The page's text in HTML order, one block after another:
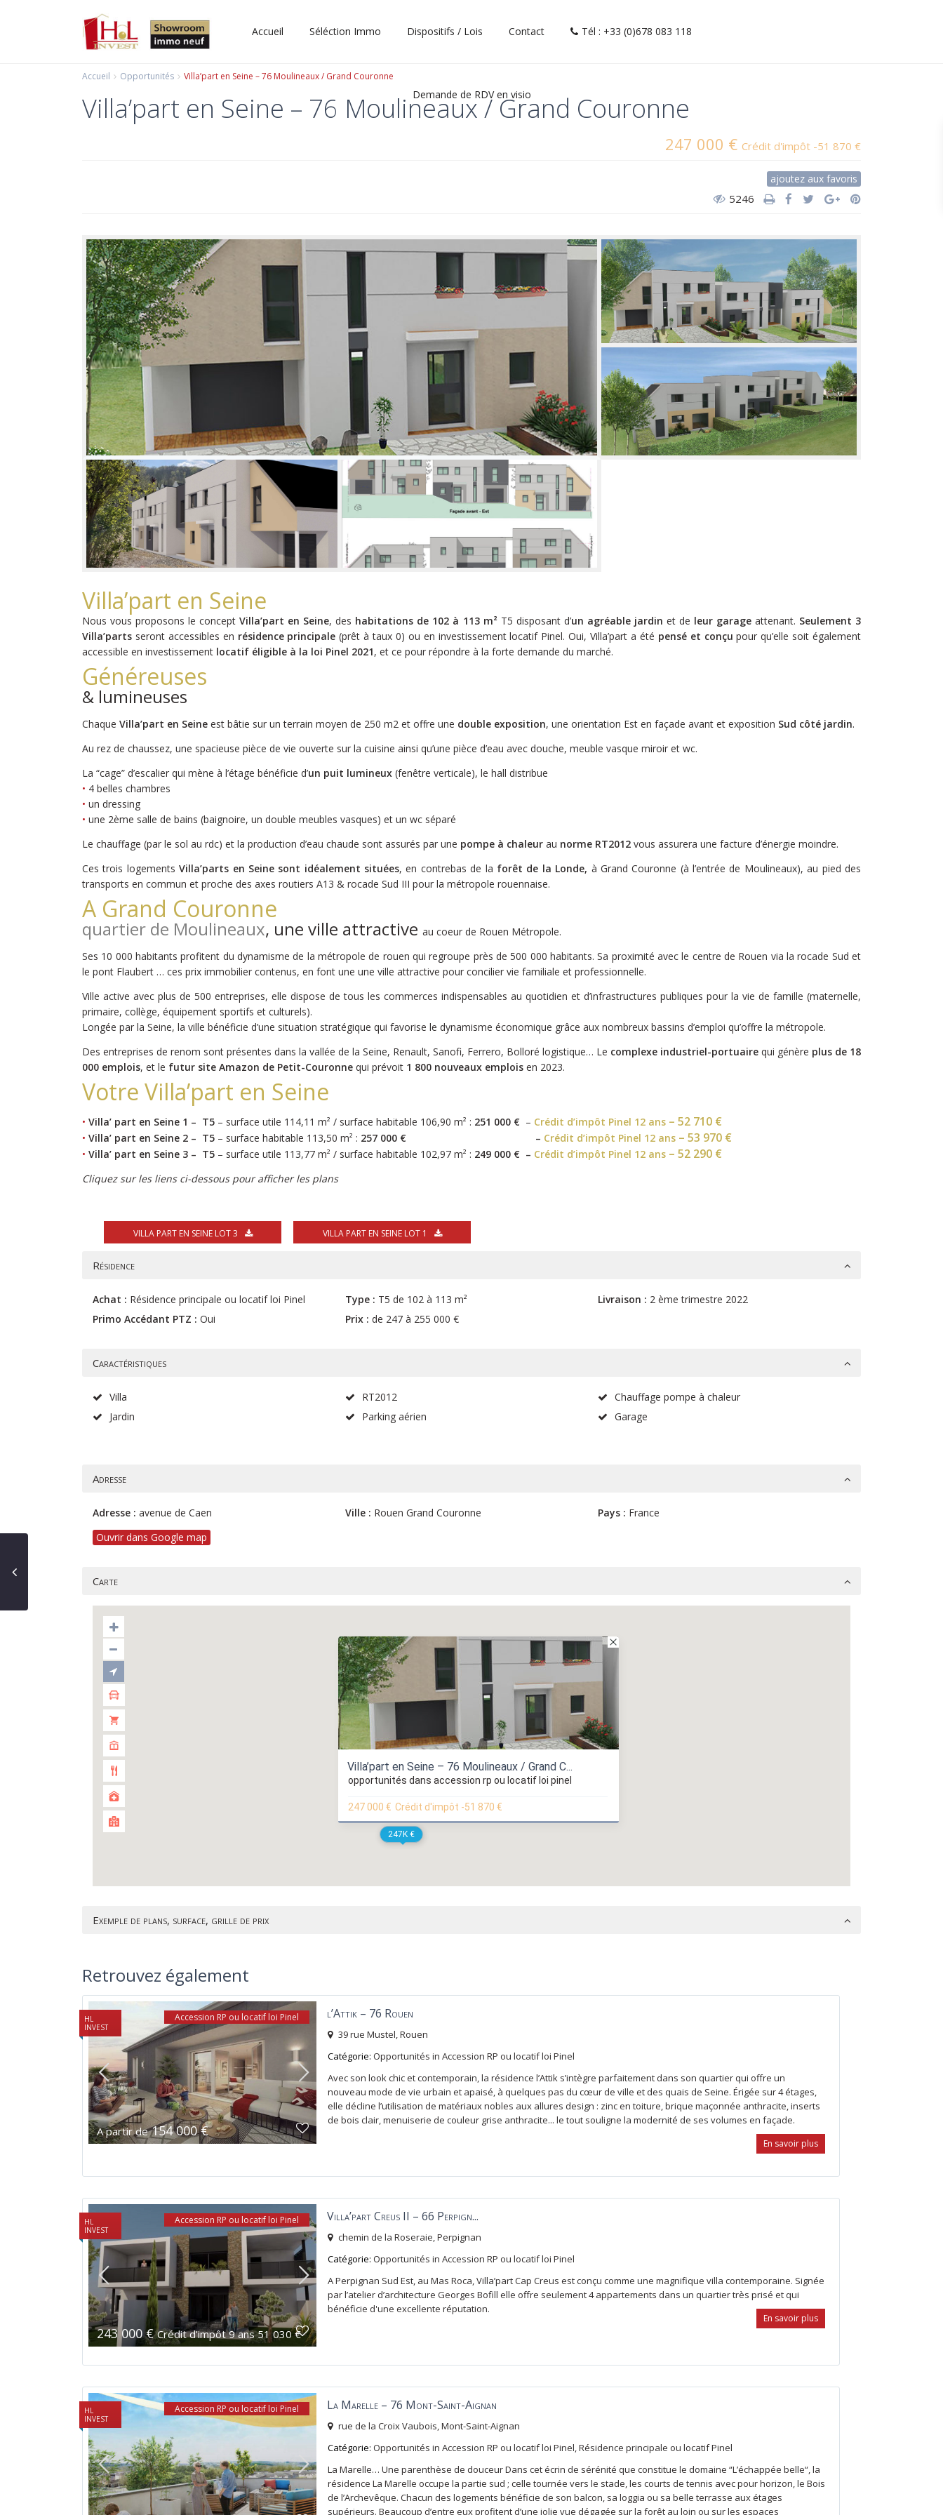
Accueil Séléction Immo Dispositifs / Lois Contact Tél : +33 (0)678 083 118
Demande de RDV en visio
Accueil Opportunités Villa’part en Seine – 76 Moulineaux / Grand Couronne
Villa’part en Seine – 76 Moulineaux / Grand Couronne
247 000 € Crédit d'impôt -51 870 €
ajoutez aux favoris
5246
Villa’part en Seine
Nous vous proposons le conceptVilla’part en Seine, des habitations de 102 à 113 m²T5 disposant d’un agréable jardin et de leur garageattenant. Seulement 3
Villa’parts seront accessibles en résidence principale (prêt à taux 0) ou en investissement locatif Pinel. Oui, Villa’part a été pensé et conçu pour qu’elle soit également
accessible en investissement locatif éligible à la loi Pinel 2021, et ce pour répondre à la forte demande du marché.
Généreuses
& lumineuses
Chaque Villa’part en Seine est bâtie sur un terrain moyen de 250 m2 et offre une double exposition, une orientation Est en façade avant et exposition Sud côté jardin.
Au rez de chaussez, une spacieuse pièce de vie ouverte sur la cuisine ainsi qu’une pièce d’eau avec douche, meuble vasque miroir et wc.
La “cage” d’escalier qui mène à l’étage bénéficie d’un puit lumineux (fenêtre verticale), le hall distribue
• 4 belles chambres
• un dressing
• une 2ème salle de bains (baignoire, un double meubles vasques) et un wc séparé
Le chauffage (par le sol au rdc) et la production d’eau chaude sont assurés par une pompe à chaleur au norme RT2012 vous assurera une facture d’énergie moindre.
Ces trois logementsVilla’parts en Seine sont idéalement situées, en contrebas de la forêt de la Londe, à Grand Couronne (à l’entrée de Moulineaux), au pied des
transports en commun et proche des axes routiers A13 & rocade Sud III pour la métropole rouennaise.
A Grand Couronne
quartier de Moulineaux, une ville attractive au coeur de Rouen Métropole.
Ses 10 000 habitants profitent du dynamisme de la métropole de rouen qui regroupe près de 500 000 habitants. Sa proximité avec le centre de Rouen via la rocade Sud et
le pont Flaubert … ces prix immobilier contenus, en font une une ville attractive pour concilier vie familiale et professionnelle.
Ville active avec plus de 500 entreprises, elle dispose de tous les commerces indispensables au quotidien et d’infrastructures publiques pour la vie de famille (maternelle,
primaire, collège, équipement sportifs et culturels).
Longée par la Seine, la ville bénéficie d’une situation stratégique qui favorise le dynamisme économique grâce aux nombreux bassins d’emploi qu’offre la métropole.
Des entreprises de renom sont présentes dans la vallée de la Seine, Renault, Sanofi, Ferrero, Bolloré logistique… Le complexe industriel-portuaire qui génère plus de 18
000 emplois, et le futur site Amazon de Petit-Couronne qui prévoit 1 800 nouveaux emplois en 2023.
Votre Villa’part en Seine
• Villa’ part en Seine 1 – T5 – surface utile 114,11 m² / surface habitable 106,90 m² : 251 000 € – Crédit d’impôt Pinel 12 ans – 52 710 €
• Villa’ part en Seine 2 – T5 – surface habitable 113,50 m² : 257 000 € – Crédit d’impôt Pinel 12 ans – 53 970 €
• Villa’ part en Seine 3 – T5 – surface utile 113,77 m² / surface habitable 102,97 m² : 249 000 € – Crédit d’impôt Pinel 12 ans – 52 290 €
Cliquez sur les liens ci-dessous pour afficher les plans
VILLA PART EN SEINE LOT 3 VILLA PART EN SEINE LOT 1
Résidence
Achat : Résidence principale ou locatif loi Pinel Type : T5 de 102 à 113 m² Livraison : 2 ème trimestre 2022
Primo Accédant PTZ : Oui Prix : de 247 à 255 000 €
Caractéristiques
Villa RT2012
Chauffage pompe à chaleur
Jardin
Parking aérien Garage
Adresse
Adresse : avenue de Caen Ville : Rouen Grand Couronne Pays : France
Ouvrir dans Google map
Carte
247K €
Villa’part en Seine – 76 Moulineaux / Grand C...
opportunités dans accession rp ou locatif loi pinel
247 000 € Crédit d'impôt -51 870 €
Exemple de plans, surface, grille de prix
Retrouvez également
A partir de154 000 €
Accession RP ou locatif loi Pinel
HL
INVEST
l’Attik – 76 Rouen
39 rue Mustel,Rouen
Catégorie: Opportunités in Accession RP ou locatif loi Pinel
Avec son look chic et contemporain, la résidence l’Attik s’intègre parfaitement dans son quartier qui offre un
nouveau mode de vie urbain et apaisé, à quelques pas du cœur de ville et des quais de Seine. Érigée sur 4 étages,
elle décline l’utilisation de matériaux nobles aux allures design : zinc en toiture, brique maçonnée anthracite, inserts
de bois clair, menuiserie de couleur grise anthracite... le tout souligne la modernité de ses volumes en façade.
En savoir plus
243 000 €Crédit d'impôt 9 ans 51 030 €
Accession RP ou locatif loi Pinel
HL
INVEST
Villa’part Creus II – 66 Perpign...
chemin de la Roseraie,Perpignan
Catégorie: Opportunités in Accession RP ou locatif loi Pinel
A Perpignan Sud Est, au Mas Roca, Villa’part Cap Creus est conçu comme une magnifique villa contemporaine. Signée
par l’atelier d’architecture Georges Bofill elle offre seulement 4 appartements dans un quartier très prisé et qui
bénéficie d'une excellente réputation.
En savoir plus
Accession RP ou locatif loi Pinel
HL
INVEST
La Marelle – 76 Mont-Saint-Aignan
rue de la Croix Vaubois,Mont-Saint-Aignan
Catégorie: Opportunités in Accession RP ou locatif loi Pinel,Résidence principale ou locatif Pinel
La Marelle… Une parenthèse de douceur Dans cet écrin de sérénité que constitue le domaine “L’échappée belle“, la
résidence La Marelle occupe la partie sud ; celle tournée vers le stade, les courts de tennis avec pour horizon, le Bois
de l’Archevêque. Chacun des logements bénéficie de son balcon, sa loggia ou sa belle terrasse aux étages
supérieurs. Beaucoup d’entre eux profitent d’une jolie vue dégagée sur la forêt au loin ou sur les espaces